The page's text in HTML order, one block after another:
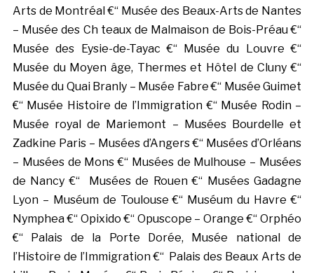
Arts de Montréal €“ Musée des Beaux-Arts de Nantes
– Musée des Ch teaux de Malmaison de Bois-Préau €“
Musée des Eysie-de-Tayac €“ Musée du Louvre €“
Musée du Moyen âge, Thermes et Hôtel de Cluny €“
Musée du Quai Branly – Musée Fabre €“ Musée Guimet
€“ Musée Histoire de l’Immigration €“ Musée Rodin –
Musée royal de Mariemont – Musées Bourdelle et
Zadkine Paris – Musées d’Angers €“ Musées d’Orléans
– Musées de Mons €“ Musées de Mulhouse – Musées
de Nancy €“ Musées de Rouen €“ Musées Gadagne
Lyon – Muséum de Toulouse €“ Muséum du Havre €“
Nymphea €“ Opixido €“ Opuscope – Orange €“ Orphéo
€“ Palais de la Porte Dorée, Musée national de
l’Histoire de l’Immigration €“ Palais des Beaux Arts de